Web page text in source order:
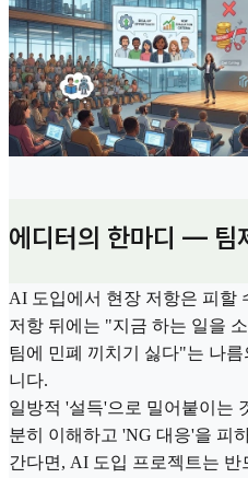
에디터의 한마디 — 팀
AI 도입에서 현장 저항은 피할
저항 뒤에는 "지금 하는 일을
팀에 민폐 끼치기 싫다"는 나
니다.
일방적 '설득'으로 밀어붙이는
분히 이해하고 'NG 대응'을 피
간다면, AI 도입 프로젝트는